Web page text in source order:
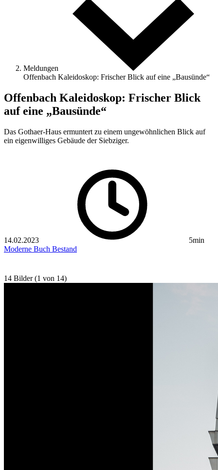
Meldungen
Offenbach Kaleidoskop: Frischer Blick auf eine „Bausünde“
Offenbach Kaleidoskop: Frischer Blick
auf eine „Bausünde“
Das Gothaer-Haus ermuntert zu einem ungewöhnlichen Blick auf
ein eigenwilliges Gebäude der Siebziger.
14.02.2023
5min
Moderne Buch Bestand
14 Bilder (1 von 14)